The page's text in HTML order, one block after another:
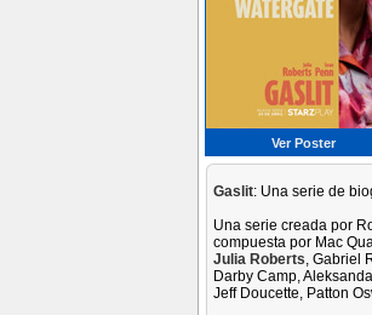
Ver Poster
Gaslit: Una serie de
Una serie creada por
compuesta por Mac
Julia Roberts, Gabriel
Darby Camp,
Jeff Doucette, Patton